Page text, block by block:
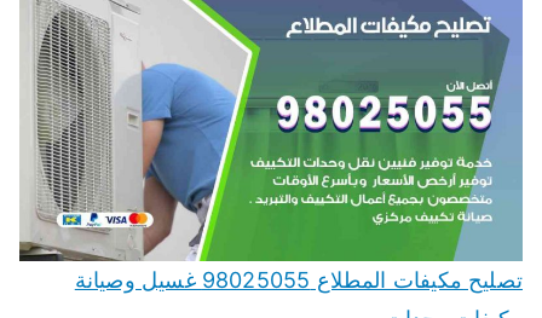
تصليح مكيفات المطلاع 98025055 غسيل وصيانة